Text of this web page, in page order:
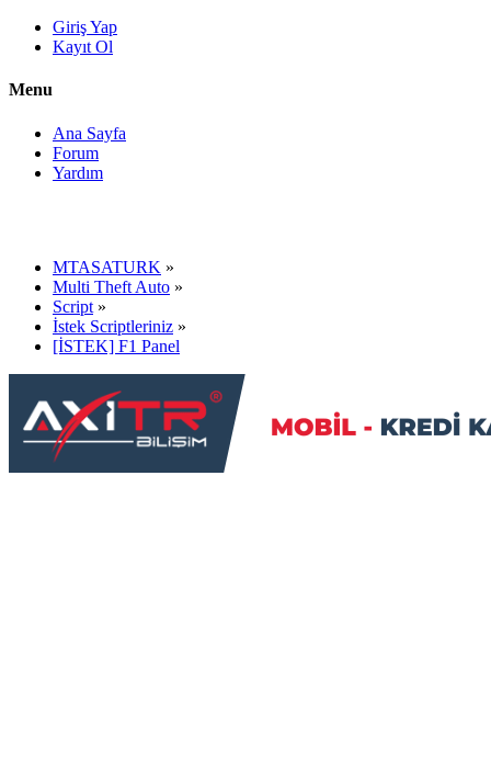
Giriş Yap
Kayıt Ol
Menu
Ana Sayfa
Forum
Yardım
MTASATURK »
Multi Theft Auto »
Script »
İstek Scriptleriniz »
[İSTEK] F1 Panel